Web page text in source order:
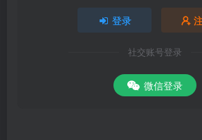
登录
社交账号登录
微信登录